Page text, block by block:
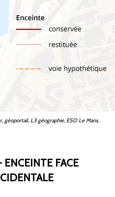
géoportail, L3 géographie, ESO Le Mans.
ENCEINTE FACE